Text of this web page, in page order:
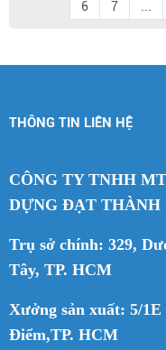
6
7
THÔNG TIN LIÊN HỆ
CÔNG TY TNHH
DỰNG ĐẠT THÀNH
Trụ sở chính: 329,
Tây, TP. HCM
Xưởng sản xuất: 5/
Điểm,TP. HCM